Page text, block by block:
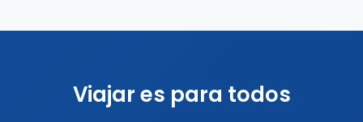
Viajar es para todos